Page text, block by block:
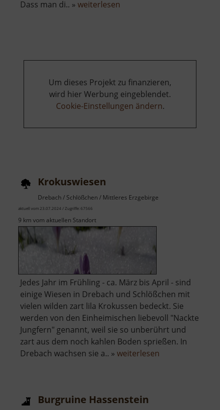
Dass man di.. » weiterlesen
Um dieses Projekt zu finanzieren,
wird hier Werbung eingeblendet.
Cookie-Einstellungen ändern.
Krokuswiesen
Drebach / Schlößchen / Mittleres Erzgebirge
aktuell vom 23.07.2024 / Zugriffe: 67566
9 km vom aktuellen Standort
Jedes Jahr im Frühling - ca. März bis April - sind
einige Wiesen in Drebach und Schlößchen mit
vielen wilden zart lila Krokussen bedeckt. Sie
werden von den Einheimischen liebevoll "Nackte
Jungfern" genannt, weil sie so unberührt und
zart aus dem noch kahlen Boden sprießen. In
Drebach wachsen sie a.. » weiterlesen
Burgruine Hassenstein